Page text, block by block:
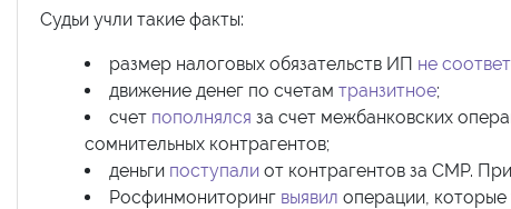
Судьи учли такие факты:
размер налоговых обязательств ИП не
движение денег по счетам транзитное;
счет пополнялся за счет межбанковских
сомнительных контрагентов;
деньги поступали от контрагентов за СМР.
Росфинмониторинг выявил операции, которые